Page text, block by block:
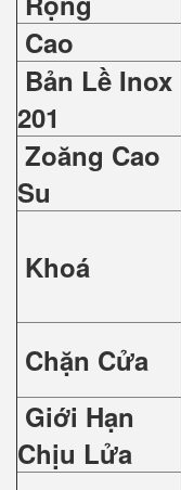
Cao
Bản Lề Inox
201
Zoăng Cao
Su
Khoá
Chặn Cửa
Giới Hạn
Chịu Lửa